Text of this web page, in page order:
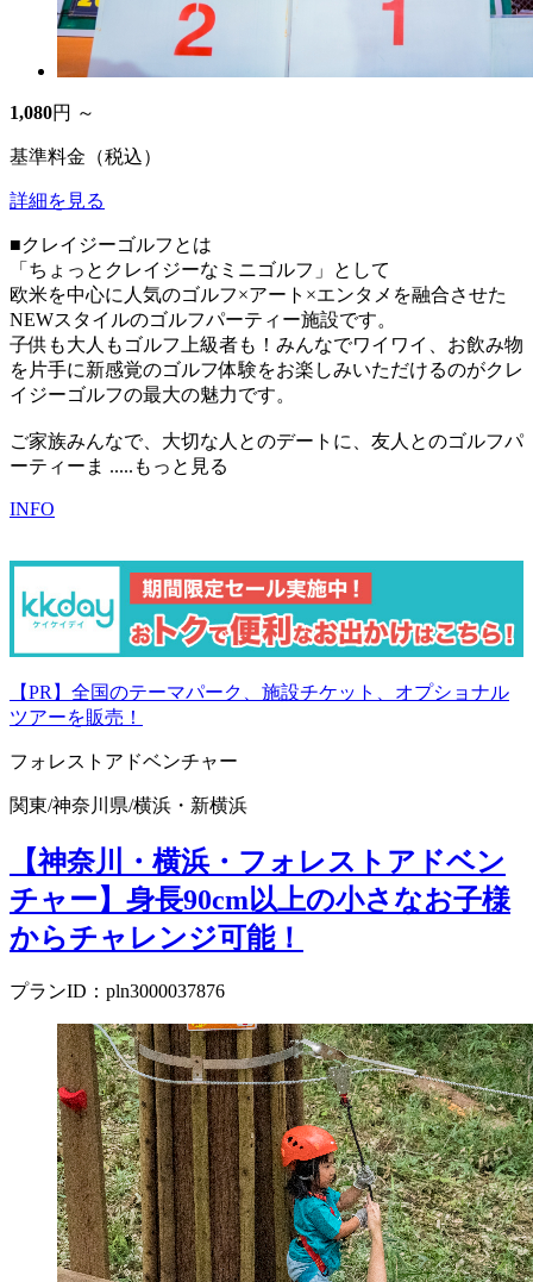
1,080円 ～
基準料金（税込）
詳細を見る
■クレイジーゴルフとは
「ちょっとクレイジーなミニゴルフ」として
欧米を中心に人気のゴルフ×アート×エンタメを融合させた
NEWスタイルのゴルフパーティー施設です。
子供も大人もゴルフ上級者も！みんなでワイワイ、お飲み物
を片手に新感覚のゴルフ体験をお楽しみいただけるのがクレ
イジーゴルフの最大の魅力です。
ご家族みんなで、大切な人とのデートに、友人とのゴルフパ
ーティーま .....もっと見る
INFO
【PR】全国のテーマパーク、施設チケット、オプショナル
ツアーを販売！
フォレストアドベンチャー
関東/神奈川県/横浜・新横浜
【神奈川・横浜・フォレストアドベン
チャー】身長90cm以上の小さなお子様
からチャレンジ可能！
プランID：pln3000037876